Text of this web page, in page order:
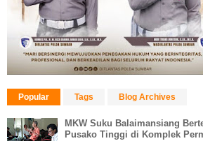
Popular Tags Blog Archives
MKW Suku Balaimansiang
Pusako Tinggi di Komplek